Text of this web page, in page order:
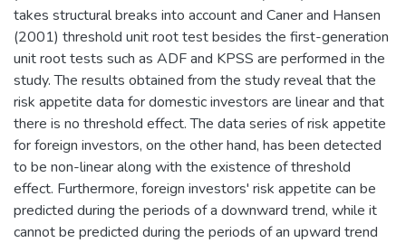
takes structural breaks into account and Caner and Hansen
(2001) threshold unit root test besides the first-generation
unit root tests such as ADF and KPSS are performed in the
study. The results obtained from the study reveal that the
risk appetite data for domestic investors are linear and that
there is no threshold effect. The data series of risk appetite
for foreign investors, on the other hand, has been detected
to be non-linear along with the existence of threshold
effect. Furthermore, foreign investors' risk appetite can be
predicted during the periods of a downward trend, while it
cannot be predicted during the periods of an upward trend